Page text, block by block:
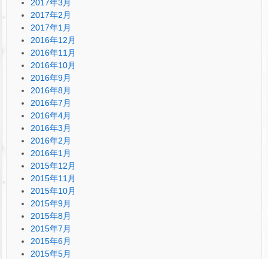
2017年3月
2017年2月
2017年1月
2016年12月
2016年11月
2016年10月
2016年9月
2016年8月
2016年7月
2016年4月
2016年3月
2016年2月
2016年1月
2015年12月
2015年11月
2015年10月
2015年9月
2015年8月
2015年7月
2015年6月
2015年5月